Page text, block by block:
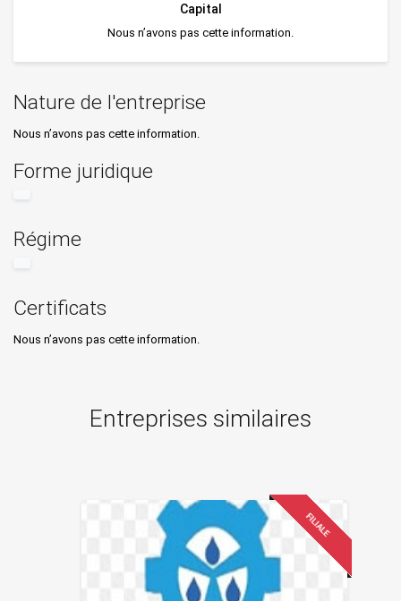
Capital
Nous n’avons pas cette information.
Nature de l'entreprise
Nous n’avons pas cette information.
Forme juridique
Régime
Certificats
Nous n’avons pas cette information.
Entreprises similaires
FILIALE